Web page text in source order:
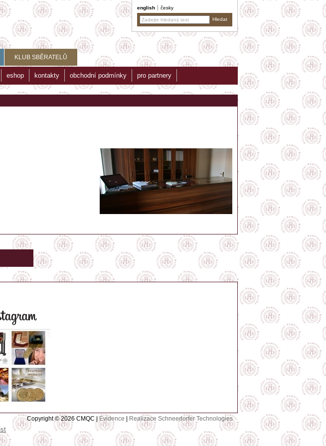
english česky
KLUB SBĚRATELŮ
eshop kontakty obchodní podmínky pro partnery
Copyright © 2026 CMQC |Evidence Realizace Schneedorfer Technologies